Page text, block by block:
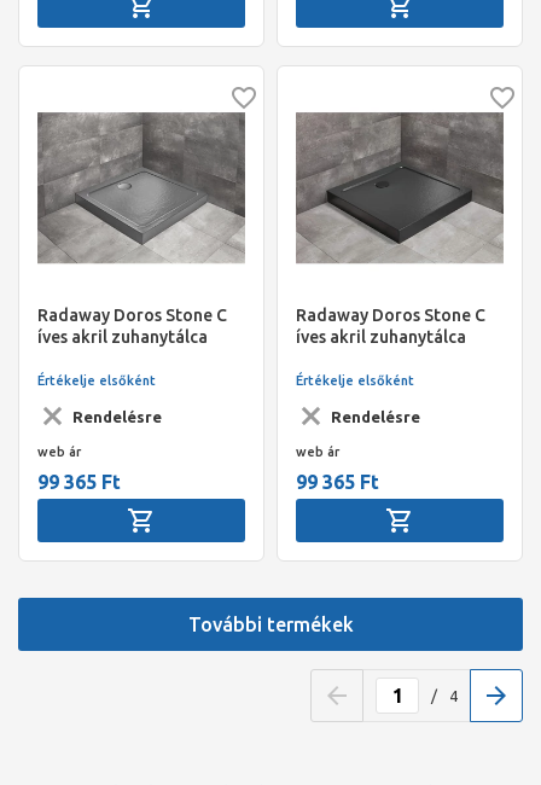
Radaway Doros Stone C
íves akril zuhanytálca
szifonnal, antracit
Rendelésre
Értékelje elsőként
web ár
99 365 Ft
Radaway Doros Stone C
íves akril zuhanytálca
szifonnal, fekete
Rendelésre
Értékelje elsőként
web ár
99 365 Ft
További termékek
/ 4